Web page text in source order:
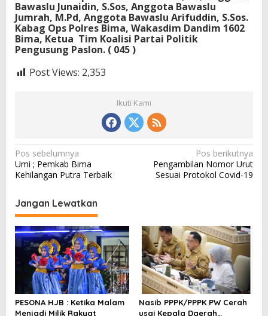
Bawaslu Junaidin, S.Sos, Anggota Bawaslu
Jumrah, M.Pd, Anggota Bawaslu Arifuddin, S.Sos.
Kabag Ops Polres Bima, Wakasdim Dandim 1602
Bima, Ketua Tim Koalisi Partai Politik
Pengusung Paslon. ( 045 )
Post Views: 2,353
Ikuti Kami
N
a
i
g
a
i
p
o
Pos sebelumnya
Umi ; Pemkab Bima
Kehilangan Putra Terbaik
Pos berikutnya
Pengambilan Nomor Urut
Sesuai Protokol Covid-19
Jangan Lewatkan
PESONA HJB : Ketika Malam
Menjadi Milik Rakyat
Nasib PPPK/PPPK PW Cerah
usai Kepala Daerah